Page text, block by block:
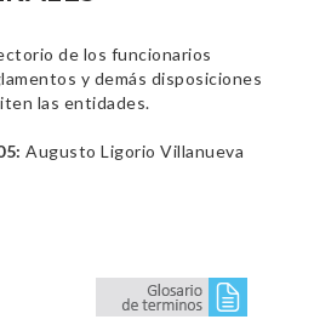
de los funcionarios
y demás disposiciones
las entidades.
Augusto Ligorio Villanueva